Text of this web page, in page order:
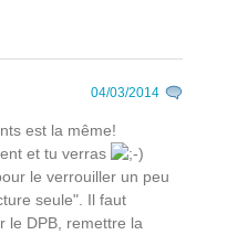
04/03/2014
est la même!
et tu verras
le verrouiller un peu
seule". Il faut
le DPB, remettre la